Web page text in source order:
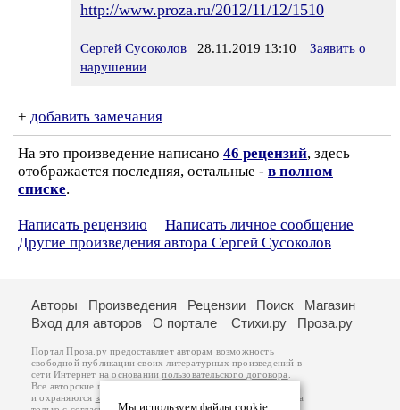
http://www.proza.ru/2012/11/12/1510
Сергей Сусоколов 28.11.2019 13:10
Заявить о
нарушении
+ добавить замечания
На это произведение написано 46 рецензий, здесь
отображается последняя, остальные - в полном
списке.
Написать рецензию
Написать личное сообщение
Другие произведения автора Сергей Сусоколов
Мы используем файлы cookie
Авторы Произведения Рецензии Поиск
Магазин
Вход для авторов
О портале Стихи.ру Проза.ру
Портал Проза.ру предоставляет авторам возможность
свободной публикации своих литературных произведений в
сети Интернет на основаниипользовательского договора
Все авторские права на произведения принадлежат авторам
и охраняются законом
. Перепечатка произведений возможна